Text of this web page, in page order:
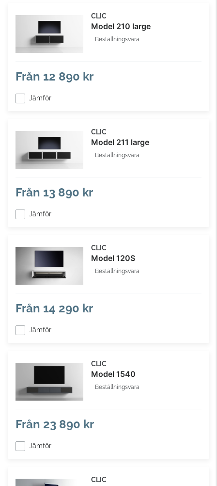
CLIC
Model 210 large
Beställningsvara
Från 12 890 kr
Jämför
CLIC
Model 211 large
Beställningsvara
Från 13 890 kr
Jämför
CLIC
Model 120S
Beställningsvara
Från 14 290 kr
Jämför
CLIC
Model 1540
Beställningsvara
Från 23 890 kr
Jämför
CLIC